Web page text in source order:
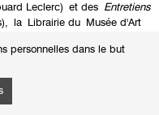
personnelles dans le but
Leclerc) et des Entretiens
la Librairie du Musée d'Art